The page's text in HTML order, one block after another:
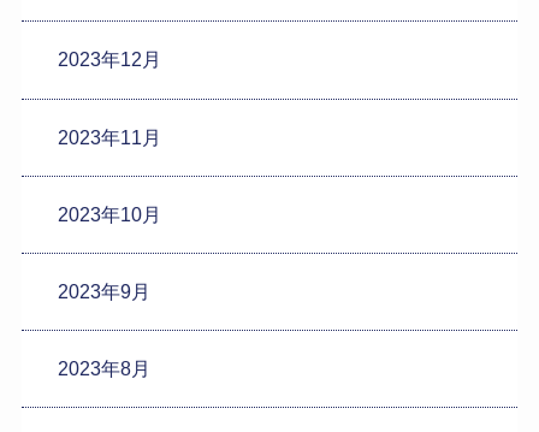
2023年12月
2023年11月
2023年10月
2023年9月
2023年8月